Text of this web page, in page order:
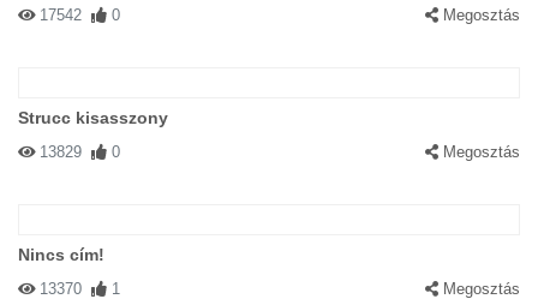
17542 0 Megosztás
Strucc kisasszony
13829 0 Megosztás
Nincs cím!
13370 1 Megosztás